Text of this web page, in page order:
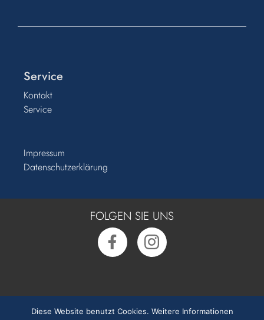
Rufen Sie uns an:0391 50 54 55 0
Service
Kontakt
Service
Impressum
Datenschutzerklärung
FOLGEN SIE UNS
Diese Website benutzt Cookies. Weitere Informationen